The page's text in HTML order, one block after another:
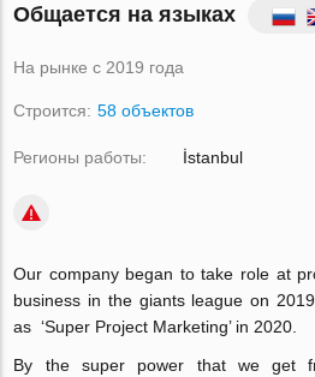
Общается на языках
На рынке с 2019 года
Строится: 58 объектов
Регионы работы: İstanbul
Our company began to take role at
business in the giants league on
as ‘Super Project Marketing’ in 2020.
By the super power that we get